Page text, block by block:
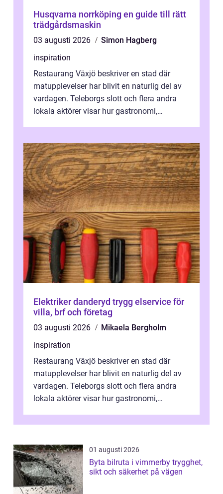
Husqvarna norrköping en guide till rätt
trädgårdsmaskin
03 augusti 2026
Simon Hagberg
inspiration
Restaurang Växjö beskriver en stad där
matupplevelser har blivit en naturlig del av
vardagen. Teleborgs slott och flera andra
lokala aktörer visar hur gastronomi,
Elektriker danderyd trygg elservice för
villa, brf och företag
03 augusti 2026
Mikaela Bergholm
inspiration
Restaurang Växjö beskriver en stad där
matupplevelser har blivit en naturlig del av
vardagen. Teleborgs slott och flera andra
lokala aktörer visar hur gastronomi,
01 augusti 2026
Byta bilruta i vimmerby trygghet,
sikt och säkerhet på vägen